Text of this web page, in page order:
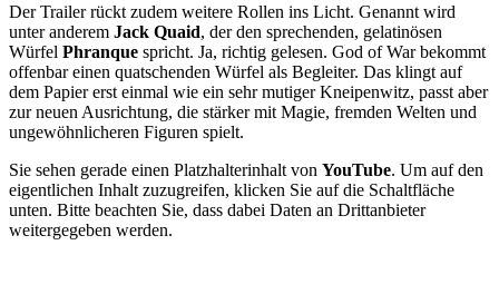
Der Trailer rückt zudem weitere Rollen ins Licht. Genannt wird
unter anderem Jack Quaid, der den sprechenden, gelatinösen
Würfel Phranque spricht. Ja, richtig gelesen. God of War bekommt
offenbar einen quatschenden Würfel als Begleiter. Das klingt auf
dem Papier erst einmal wie ein sehr mutiger Kneipenwitz, passt aber
zur neuen Ausrichtung, die stärker mit Magie, fremden Welten und
ungewöhnlicheren Figuren spielt.
Sie sehen gerade einen Platzhalterinhalt von YouTube. Um auf den
eigentlichen Inhalt zuzugreifen, klicken Sie auf die Schaltfläche
unten. Bitte beachten Sie, dass dabei Daten an Drittanbieter
weitergegeben werden.